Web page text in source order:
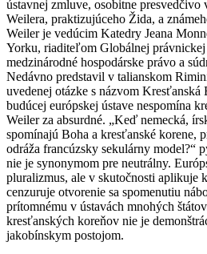
ústavnej zmluve, osobitne presvedčivo
Weilera, praktizujúceho Žida, a
Weiler je vedúcim Katedry Jeana
Yorku, riaditeľom Globálnej právnickej
medzinárodné hospodárske právo a
Nedávno predstavil v talianskom
uvedenej otázke s názvom Kresťanská
budúcej európskej ústave nespomína
Weiler za absurdné. „Keď nemecká,
spomínajú Boha a kresťanské korene,
odráža francúzsky sekulárny model?“
nie je synonymom pre neutrálny.
pluralizmus, ale v skutočnosti aplikuje
cenzuruje otvorenie sa spomenutiu
prítomnému v ústavách mnohých
kresťanských koreňov nie je
jakobínskym postojom.